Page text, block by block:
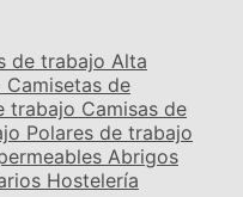
de trabajo Alta
Camisetas de
trabajo Camisas de
Polares de trabajo
Abrigos
Hostelería